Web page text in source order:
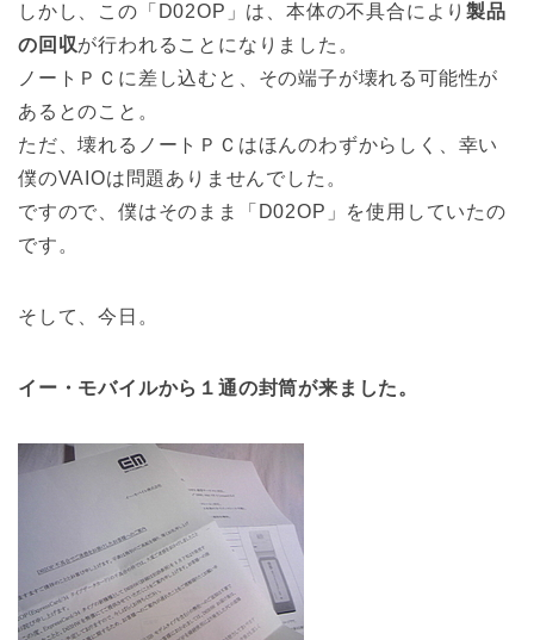
しかし、この「D02OP」は、本体の不具合により製品
の回収が行われることになりました。
ノートＰＣに差し込むと、その端子が壊れる可能性が
あるとのこと。
ただ、壊れるノートＰＣはほんのわずからしく、幸い
僕のVAIOは問題ありませんでした。
ですので、僕はそのまま「D02OP」を使用していたの
です。
そして、今日。
イー・モバイルから１通の封筒が来ました。